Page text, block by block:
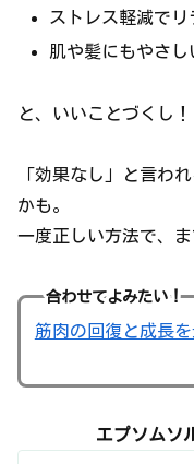
ストレス軽減でリ
肌や髪にもやさし
と、いいことづくし！
「効果なし」と言わ
かも。
一度正しい方法で、
合わせてよみたい！
筋肉の回復と成長
エプソムソ